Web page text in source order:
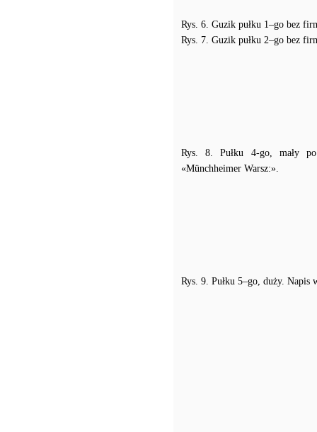
Rys. 6. Guzik pułku 1–go bez
Rys. 7. Guzik pułku 2–go bez
Rys. 8. Pułku 4-go, mały
«Münchheimer Warsz:».
Rys. 9. Pułku 5–go, duży.